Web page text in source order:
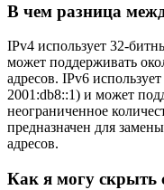
В чем разница
IPv4 использует 32-
может поддерживать
адресов. IPv6
2001:db8::1) и может
неограниченное
предназначен для
адресов.
Как я могу скрыть